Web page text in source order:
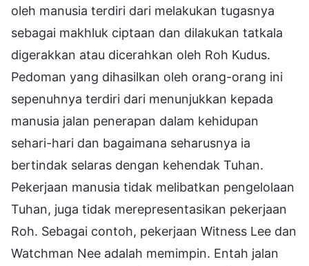
oleh manusia terdiri dari melakukan tugasnya
sebagai makhluk ciptaan dan dilakukan tatkala
digerakkan atau dicerahkan oleh Roh Kudus.
Pedoman yang dihasilkan oleh orang-orang ini
sepenuhnya terdiri dari menunjukkan kepada
manusia jalan penerapan dalam kehidupan
sehari-hari dan bagaimana seharusnya ia
bertindak selaras dengan kehendak Tuhan.
Pekerjaan manusia tidak melibatkan pengelolaan
Tuhan, juga tidak merepresentasikan pekerjaan
Roh. Sebagai contoh, pekerjaan Witness Lee dan
Watchman Nee adalah memimpin. Entah jalan